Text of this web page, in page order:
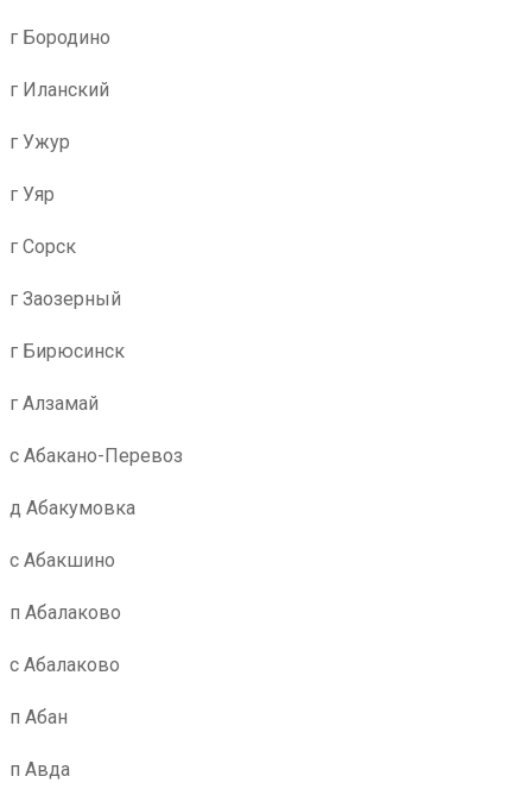
г Бородино
г Иланский
г Ужур
г Уяр
г Сорск
г Заозерный
г Бирюсинск
г Алзамай
с Абакано-Перевоз
д Абакумовка
с Абакшино
п Абалаково
с Абалаково
п Абан
п Авда